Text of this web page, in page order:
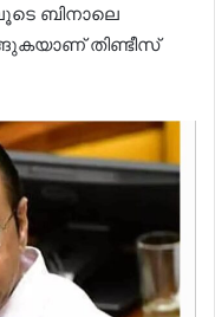
ബിനാലെ
തിണ്ടീസ്